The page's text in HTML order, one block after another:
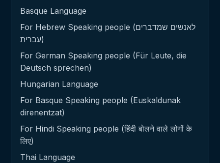
Basque Language
For Hebrew Speaking people (לאנשים שמדברים
עברית)
For German Speaking people (Für Leute, die
Deutsch sprechen)
Hungarian Language
For Basque Speaking people (Euskaldunak
direnentzat)
For Hindi Speaking people (हिंदी बोलने वाले लोगों के
लिए)
Thai Language